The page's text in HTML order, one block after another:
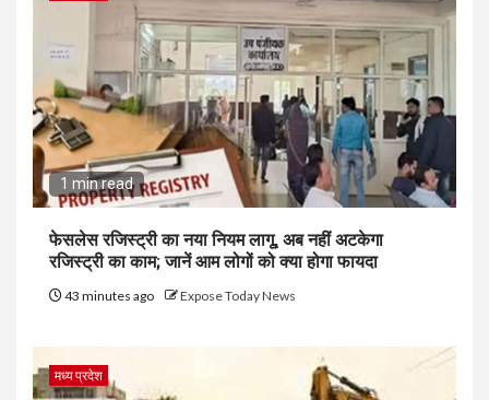
1 min read
फेसलेस रजिस्ट्री का नया नियम लागू, अब नहीं अटकेगा
रजिस्ट्री का काम; जानें आम लोगों को क्या होगा फायदा
43 minutes ago Expose Today News
मध्य प्रदेश